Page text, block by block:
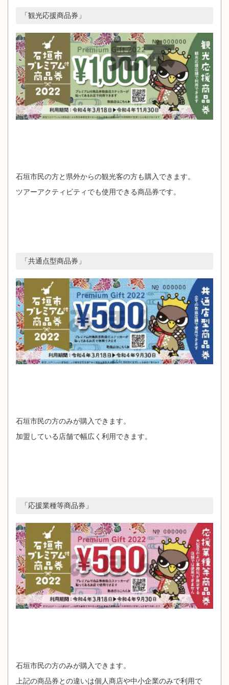
「観光応援商品券」
石垣市民の方と県外からの観光客の方も購入できます。
ツアーアクティビティでも使用できる商品券です。
「共通点型商品券」
石垣市民の方のみが購入できます。
加盟している店舗で幅広く利用できます。
「応援業種等商品券」
石垣市民の方のみが購入できます。
上記の商品券との違いは個人商店や中小企業のみで利用で